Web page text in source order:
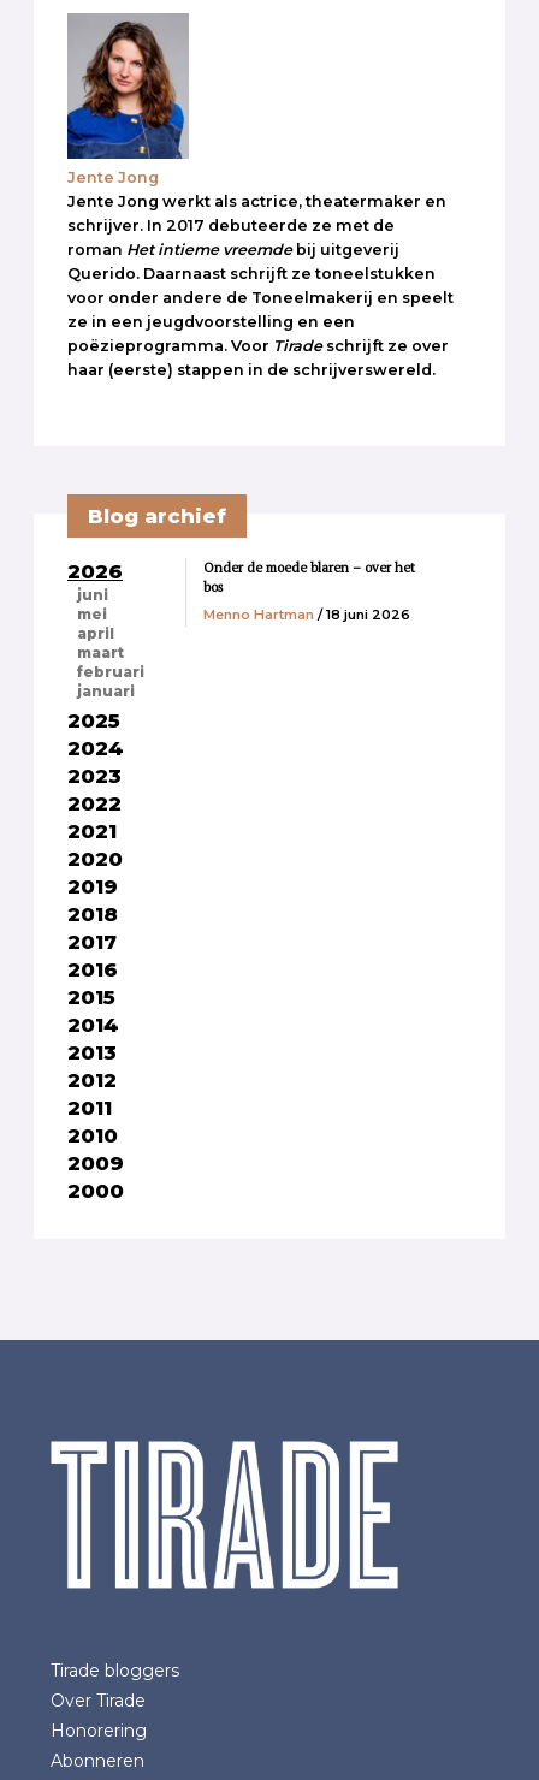
Jente Jong
Jente Jong werkt als actrice, theatermaker en
schrijver. In 2017 debuteerde ze met de
roman Het intieme vreemdebij uitgeverij
Querido. Daarnaast schrijft ze toneelstukken
voor onder andere de Toneelmakerij en speelt
ze in een jeugdvoorstelling en een
poëzieprogramma. Voor Tiradeschrijft ze over
haar (eerste) stappen in de schrijverswereld.
Blog archief
2026
juni
mei
april
maart
februari
januari
2025
2024
2023
2022
2021
2020
2019
2018
2017
2016
2015
2014
2013
2012
2011
2010
2009
2000
Onder de moede blaren – over het
bos
Menno Hartman / 18 juni 2026
Tirade bloggers
Over Tirade
Honorering
Abonneren